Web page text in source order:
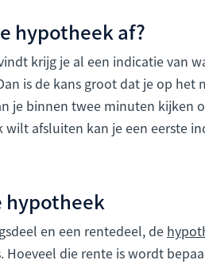
hypotheek af?
krijg je al een indicatie van
is de kans groot dat je op
je binnen twee minuten kijken
afsluiten kan je een eerste
hypotheek
en een rentedeel, de
die rente is wordt